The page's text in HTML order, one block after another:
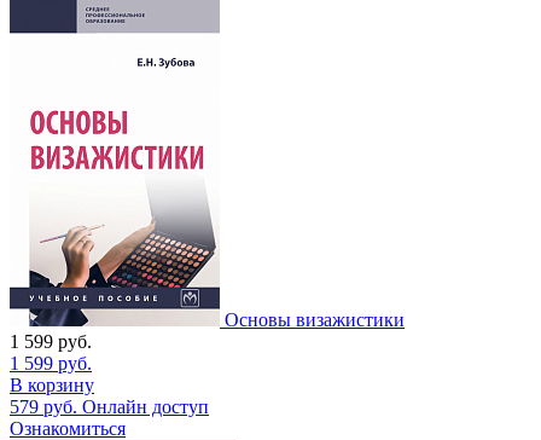
Основы визажистики
1 599 руб.
1 599 руб.
В корзину
579 руб. Онлайн доступ
Ознакомиться